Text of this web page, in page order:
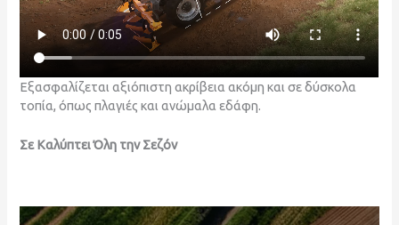
Εξασφαλίζεται αξιόπιστη ακρίβεια ακόμη και σε δύσκολα
τοπία, όπως πλαγιές και ανώμαλα εδάφη.
Σε Καλύπτει Όλη την Σεζόν